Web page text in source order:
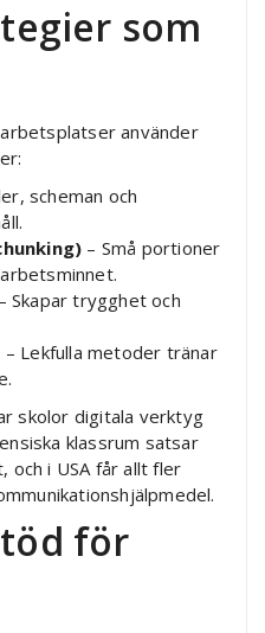
som
använder
scheman och
– Små portioner
– Skapar trygghet och
– Lekfulla metoder tränar
skolor digitala verktyg
klassrum satsar
och i USA får allt fler
för